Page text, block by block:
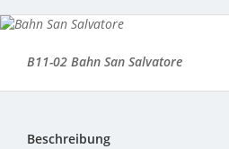
B11-02 Bahn San Salvatore
Beschreibung